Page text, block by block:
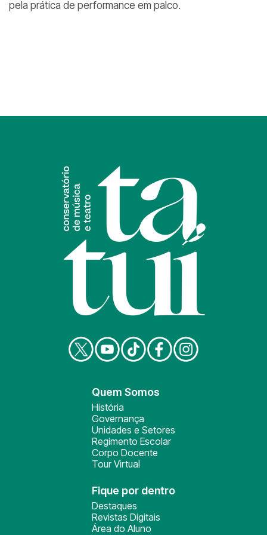
pela prática de performance em palco.
Quem Somos
História
Governança
Unidades e Setores
Regimento Escolar
Corpo Docente
Tour Virtual
Fique por dentro
Destaques
Revistas Digitais
Área do Aluno